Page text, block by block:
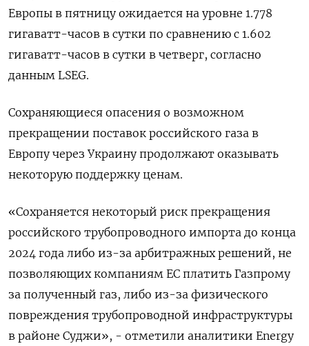
Европы в пятницу ожидается на уровне 1.778
гигаватт-часов в сутки по сравнению с 1.602
гигаватт-часов в сутки в четверг, согласно
данным LSEG.
Сохраняющиеся опасения о возможном
прекращении поставок российского газа в
Европу через Украину продолжают оказывать
некоторую поддержку ценам.
«Сохраняется некоторый риск прекращения
российского трубопроводного импорта до конца
2024 года либо из-за арбитражных решений, не
позволяющих компаниям ЕС платить Газпрому
за полученный газ, либо из-за физического
повреждения трубопроводной инфраструктуры
в районе Суджи», - отметили аналитики Energy